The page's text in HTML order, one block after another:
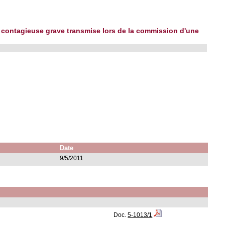
grave transmise lors de la commission d'une
Date
9/5/2011
Doc.5-1013/1